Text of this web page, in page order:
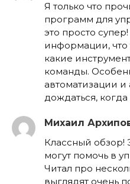
Я только что
программ для
это просто
информации, что
какие
команды.
автоматизации и
дождаться, когда
Михаил
Классный обзор!
могут помочь в
Читал про
выглядят очень